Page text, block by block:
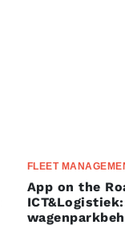
FLEET
App on the